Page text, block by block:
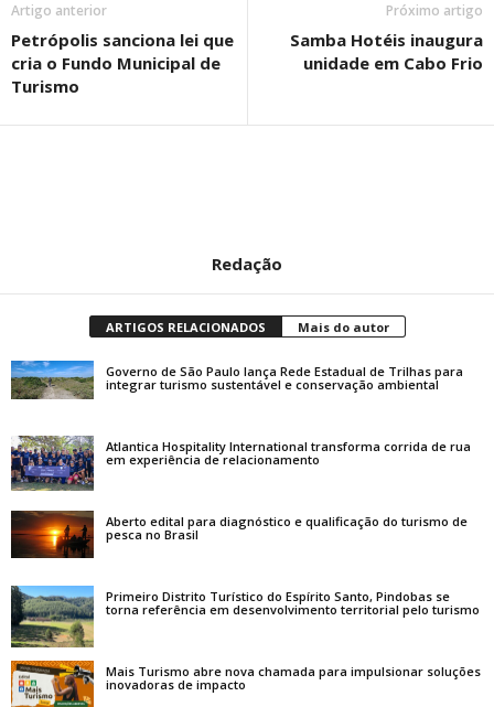
Artigo anterior
Petrópolis sanciona lei que
cria o Fundo Municipal de
Turismo
Próximo artigo
Samba Hotéis inaugura
unidade em Cabo Frio
Redação
ARTIGOS RELACIONADOS Mais do autor
Governo de São Paulo lança Rede Estadual de Trilhas para
integrar turismo sustentável e conservação ambiental
Atlantica Hospitality International transforma corrida de rua
em experiência de relacionamento
Aberto edital para diagnóstico e qualificação do turismo de
pesca no Brasil
Primeiro Distrito Turístico do Espírito Santo, Pindobas se
torna referência em desenvolvimento territorial pelo turismo
Mais Turismo abre nova chamada para impulsionar soluções
inovadoras de impacto